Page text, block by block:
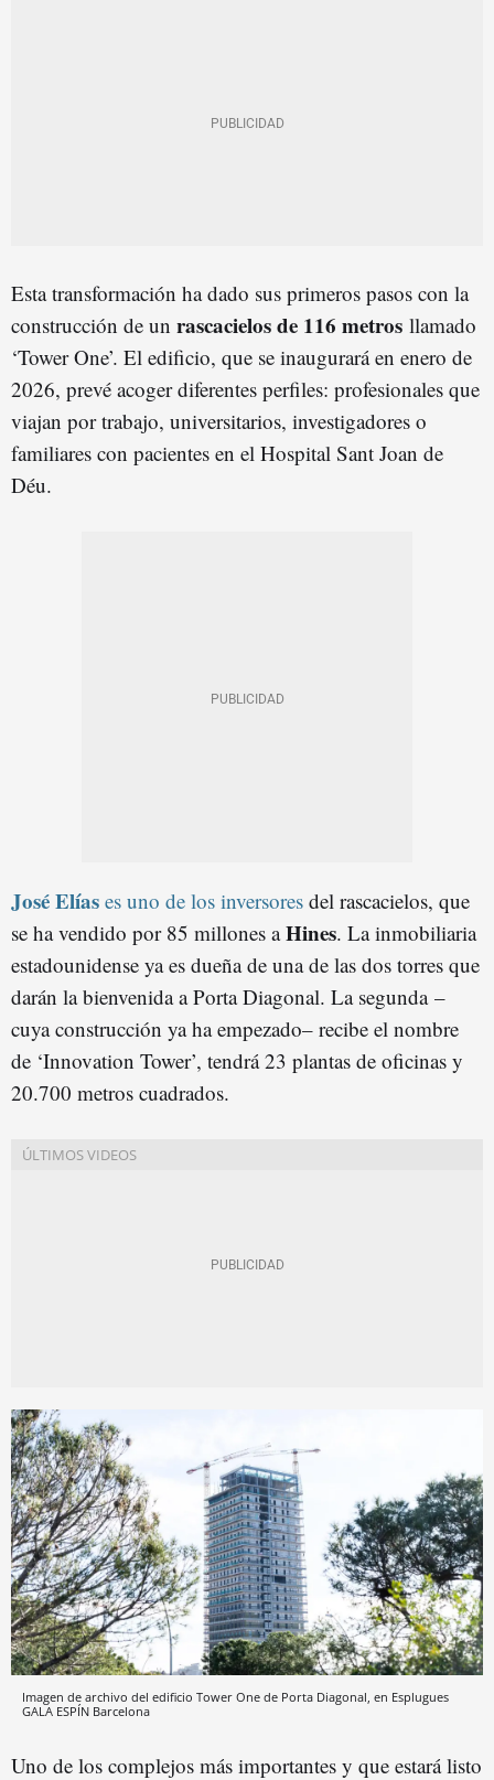
Esta transformación ha dado sus primeros pasos con la
construcción de un rascacielos de 116 metros llamado
‘Tower One’. El edificio, que se inaugurará en enero de
2026, prevé acoger diferentes perfiles: profesionales que
viajan por trabajo, universitarios, investigadores o
familiares con pacientes en el Hospital Sant Joan de
Déu.
José Elías es uno de los inversores del rascacielos, que
se ha vendido por 85 millones aHines. La inmobiliaria
estadounidense ya es dueña de una de las dos torres que
darán la bienvenida a Porta Diagonal. La segunda –
cuya construcción ya ha empezado– recibe el nombre
de ‘Innovation Tower’, tendrá 23 plantas de oficinas y
20.700 metros cuadrados.
Imagen de archivo del edificio Tower One de Porta Diagonal, en Esplugues
GALA ESPÍN Barcelona
Uno de los complejos más importantes y que estará listo